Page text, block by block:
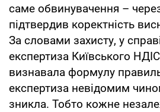
саме обвинувачення –
підтвердив коректність
За словами захисту, у
експертиза Київського
визнавала формулу
експертиза невідомим
зникла. Тобто кожне